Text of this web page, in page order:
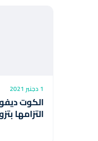
1 دجنبر 2021
الكوت
التزامها